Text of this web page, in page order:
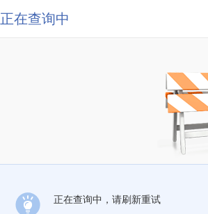
正在查询中
正在查询中，请刷新重试